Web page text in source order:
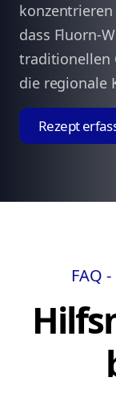
konzentrieren
dass Fluorn-
traditionellen
die regionale
Rezept
FAQ